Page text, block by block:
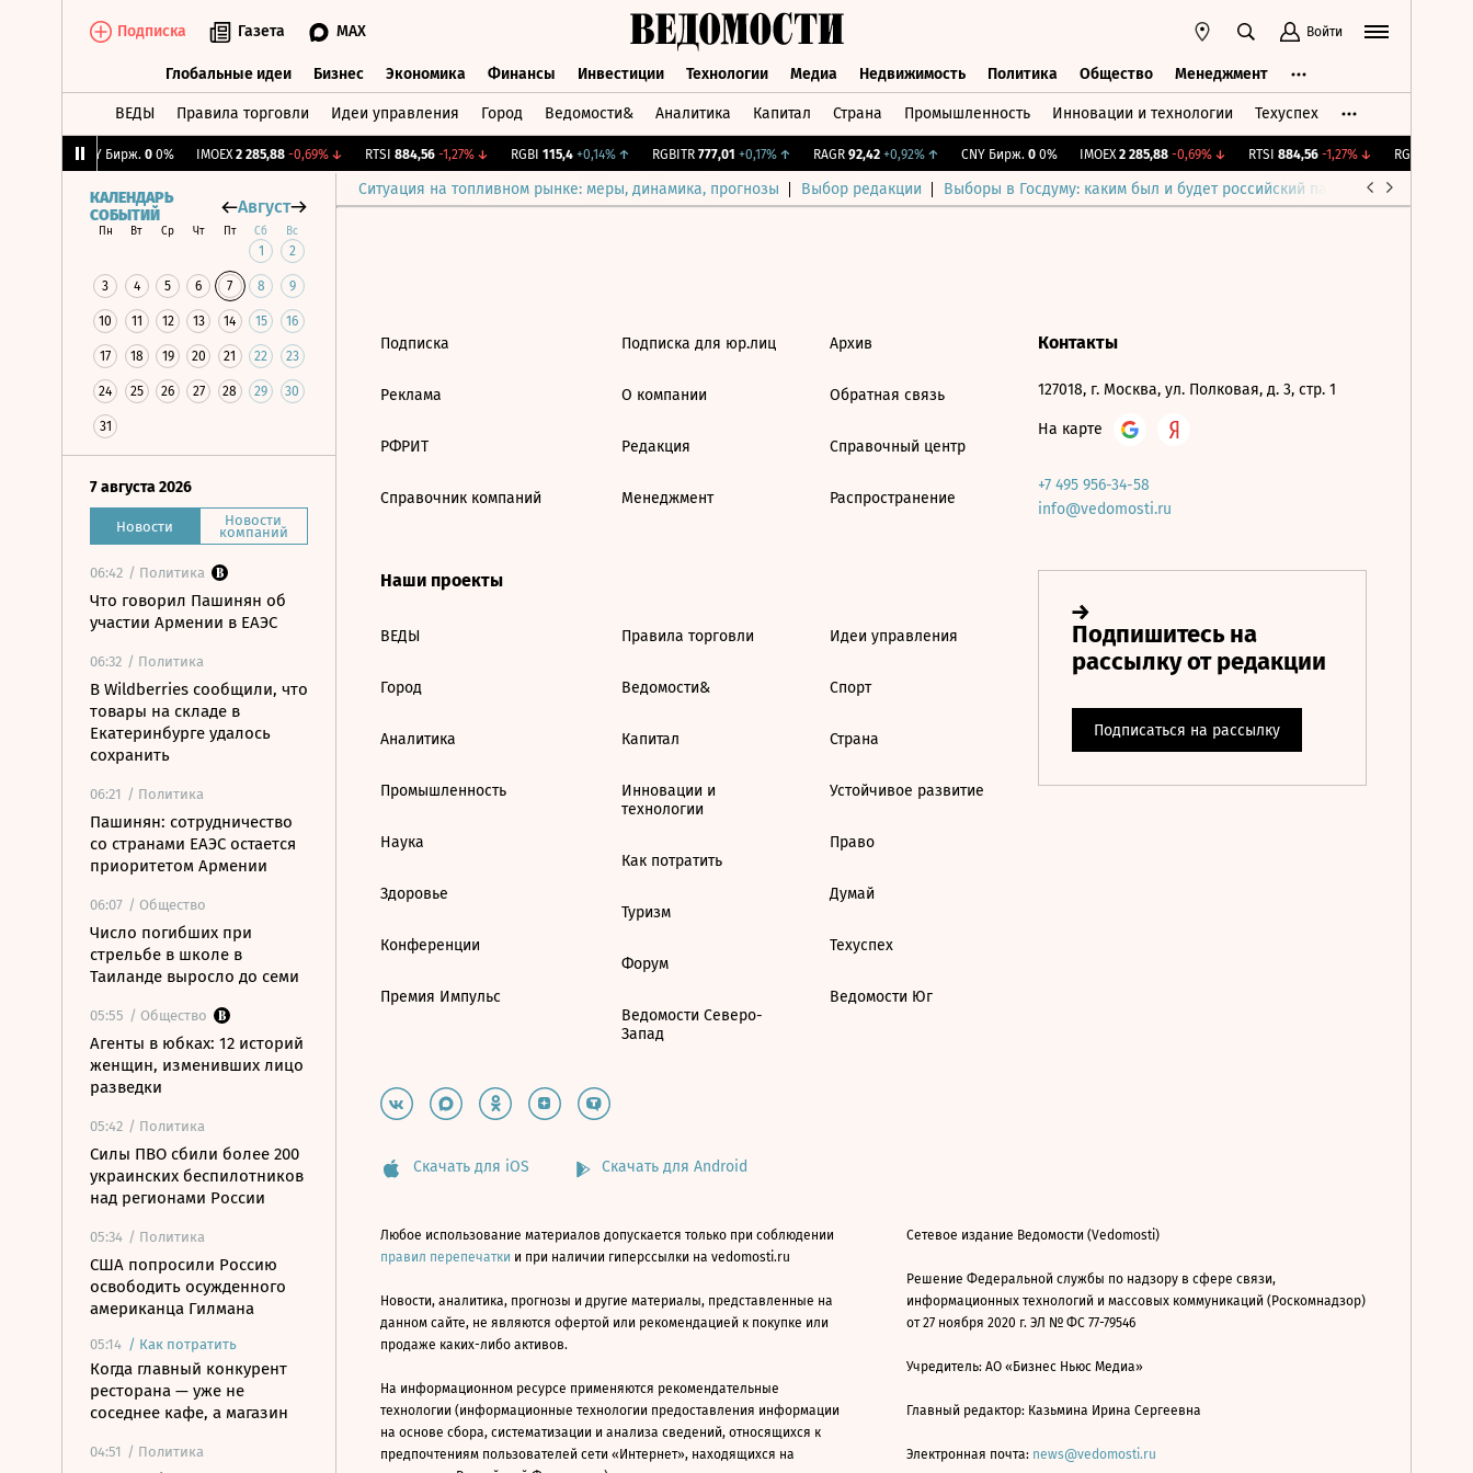
Подписка Газета MAX Войти
Глобальные идеи Бизнес Экономика Финансы Инвестиции Технологии Медиа Недвижимость Политика Общество Менеджмент
ВЕДЫ Правила торговли Идеи управления Город Ведомости& Аналитика Капитал Страна Промышленность Инновации и технологии Техуспех
CNY Бирж. 0 0% IMOEX 2 285,88 -0,69%↓ RTSI 884,56 -1,27%↓ RGBI 115,4 +0,14%↑ RGBITR 777,01 +0,17%↑ RAGR 92,42 +0,92%↑ CNY Бирж. 0 0% IMOEX 2 285,88 -0,69%↓ RTSI 884,56 -1,27%↓ RGBI
Ситуация на топливном рынке: меры, динамика, прогнозы Выбор редакции Выборы в Госдуму: каким был и будет российский парламент
КАЛЕНДАРЬ
СОБЫТИЙ
Август
Пн Вт Ср Чт Пт Сб Вс
1 2
3 4 5 6 7 8 9
10 11 12 13 14 15 16
17 18 19 20 21 22 23
24 25 26 27 28 29 30
31
7 августа 2026
Новости Новости
компаний
06:42 / Политика
Что говорил Пашинян об
участии Армении в ЕАЭС
06:32 / Политика
В Wildberries сообщили, что
товары на складе в
Екатеринбурге удалось
сохранить
06:21 / Политика
Пашинян: сотрудничество
со странами ЕАЭС остается
приоритетом Армении
06:07 / Общество
Число погибших при
стрельбе в школе в
Таиланде выросло до семи
05:55 / Общество
Агенты в юбках: 12 историй
женщин, изменивших лицо
разведки
05:42 / Политика
Силы ПВО сбили более 200
украинских беспилотников
над регионами России
05:34 / Политика
США попросили Россию
освободить осужденного
американца Гилмана
05:14 / Как потратить
Когда главный конкурент
ресторана — уже не
соседнее кафе, а магазин
04:51 / Политика
Подписка
Реклама
РФРИТ
Справочник компаний
Подписка для юр.лиц
О компании
Редакция
Менеджмент
Архив
Обратная связь
Справочный центр
Распространение
Наши проекты
ВЕДЫ
Город
Аналитика
Промышленность
Наука
Здоровье
Конференции
Премия Импульс
Правила торговли
Ведомости&
Капитал
Инновации и
технологии
Как потратить
Туризм
Форум
Ведомости Северо-
Запад
Идеи управления
Спорт
Страна
Устойчивое развитие
Право
Думай
Техуспех
Ведомости Юг
Контакты
127018, г. Москва, ул. Полковая, д. 3, стр. 1
На карте
+7 495 956-34-58
info@vedomosti.ru
Скачать для iOS Скачать для Android
Любое использование материалов допускается только при соблюдении
правил перепечатки и при наличии гиперссылки на vedomosti.ru
Новости, аналитика, прогнозы и другие материалы, представленные на
данном сайте, не являются офертой или рекомендацией к покупке или
продаже каких-либо активов.
На информационном ресурсе применяются рекомендательные
технологии (информационные технологии предоставления информации
на основе сбора, систематизации и анализа сведений, относящихся к
предпочтениям пользователей сети «Интернет», находящихся на
Сетевое издание Ведомости (Vedomosti)
Решение Федеральной службы по надзору в сфере связи,
информационных технологий и массовых коммуникаций (Роскомнадзор)
от 27 ноября 2020 г. ЭЛ № ФС 77-79546
Учредитель: АО «Бизнес Ньюс Медиа»
Главный редактор: Казьмина Ирина Сергеевна
Электронная почта: news@vedomosti.ru